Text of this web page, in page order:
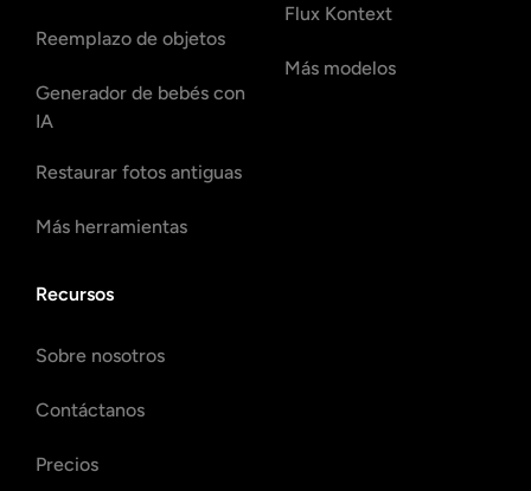
Reemplazo de objetos
Generador de bebés con
IA
Restaurar fotos antiguas
Más herramientas
Flux Kontext
Más modelos
Recursos
Sobre nosotros
Contáctanos
Precios